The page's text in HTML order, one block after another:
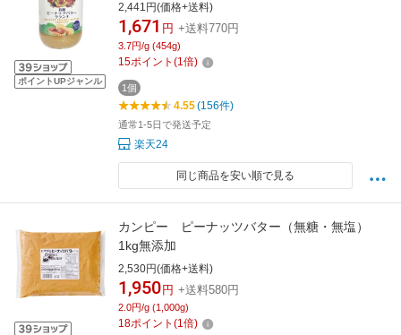
ポイントUPジャンル
2,441円(価格+送料)
1,671 円 +送料770円
3.7円/g (454g)
15ポイント (1倍)
1個
4.55(156件)
通常1-5日で発送予定
楽天24
同じ商品を安い順で見る
カンピー ピーナッツバター（無糖・無塩）
1kg無添加
2,530円(価格+送料)
1,950 円 +送料580円
2.0円/g (1,000g)
18ポイント (1倍)